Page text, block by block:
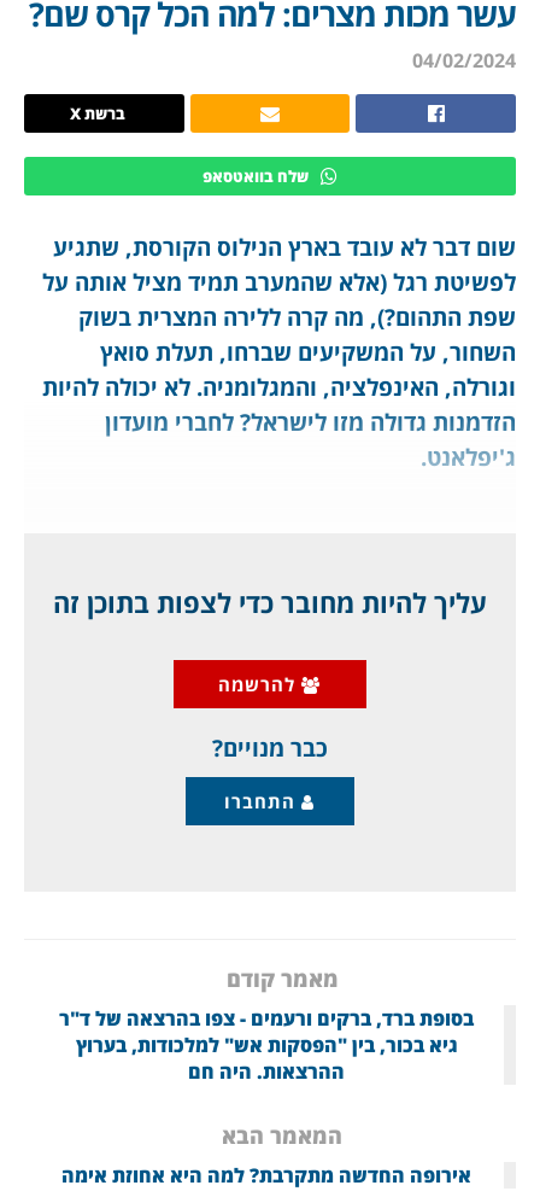
עשר מכות מצרים: למה הכל קרס שם?
04/02/2024
ברשת X
שלח בוואטסאפ
שום דבר לא עובד בארץ הנילוס הקורסת, שתגיע
לפשיטת רגל (אלא שהמערב תמיד מציל אותה על
שפת התהום?), מה קרה ללירה המצרית בשוק
השחור, על המשקיעים שברחו, תעלת סואץ
וגורלה, האינפלציה, והמגלומניה. לא יכולה להיות
הזדמנות גדולה מזו לישראל? לחברי מועדון
ג'יפלאנט.
שיכולים לקרות - אלה מתרחשים עכשיו למצרים,
מדינה של 105 מיליון תושבים (כאשר אני התחלתי
עליך להיות מחובר כדי לצפות בתוכן זה
להרשמה
כבר מנויים?
התחברו
מאמר קודם
בסופת ברד, ברקים ורעמים - צפו בהרצאה של ד"ר
גיא בכור, בין "הפסקות אש" למלכודות, בערוץ
ההרצאות. היה חם
המאמר הבא
אירופה החדשה מתקרבת? למה היא אחוזת אימה